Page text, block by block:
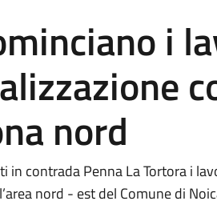
i
nord
in contrada Penna La Tortora i
nord - est del Comune di